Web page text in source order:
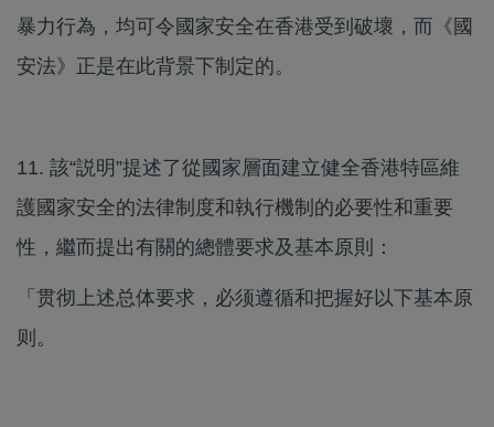
暴力行為，均可令國家安全在香港受到破壞，而《國
安法》正是在此背景下制定的。
11. 該“説明”提述了從國家層面建立健全香港特區維
護國家安全的法律制度和執行機制的必要性和重要
性，繼而提出有關的總體要求及基本原則：
「贯彻上述总体要求，必须遵循和把握好以下基本原
则。